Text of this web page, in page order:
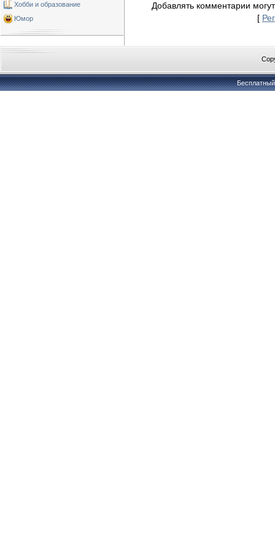
Хобби и образование
Юмор
Добавлять комментарии
[